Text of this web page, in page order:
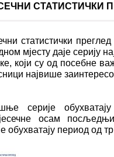
СТАТИСТИЧКИ
статистички
мјесту даје серију
који су од посебне
највише
серије
осам
обухватају период од